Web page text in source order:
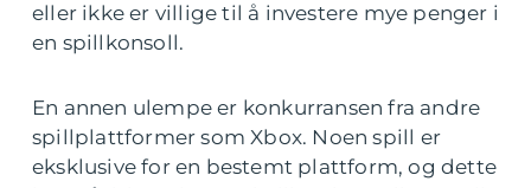
eller ikke er villige til å investere mye penger i
en spillkonsoll.
En annen ulempe er konkurransen fra andre
spillplattformer som Xbox. Noen spill er
eksklusive for en bestemt plattform, og dette